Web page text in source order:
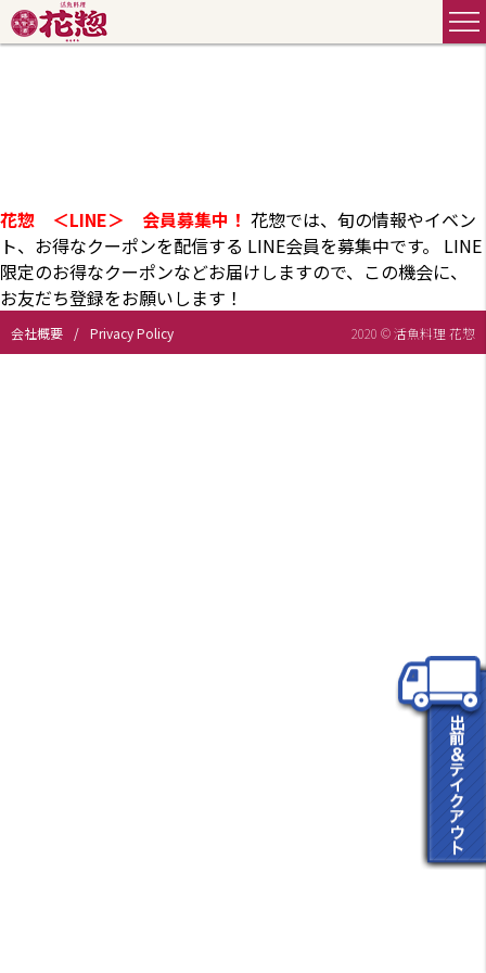
花惣 ＜LINE＞ 会員募集中！ 花惣では、旬の情報やイベン
ト、お得なクーポンを配信する LINE会員を募集中です。 LINE
限定のお得なクーポンなどお届けしますので、この機会に、
お友だち登録をお願いします！
会社概要 Privacy Policy 2020 © 活魚料理 花惣